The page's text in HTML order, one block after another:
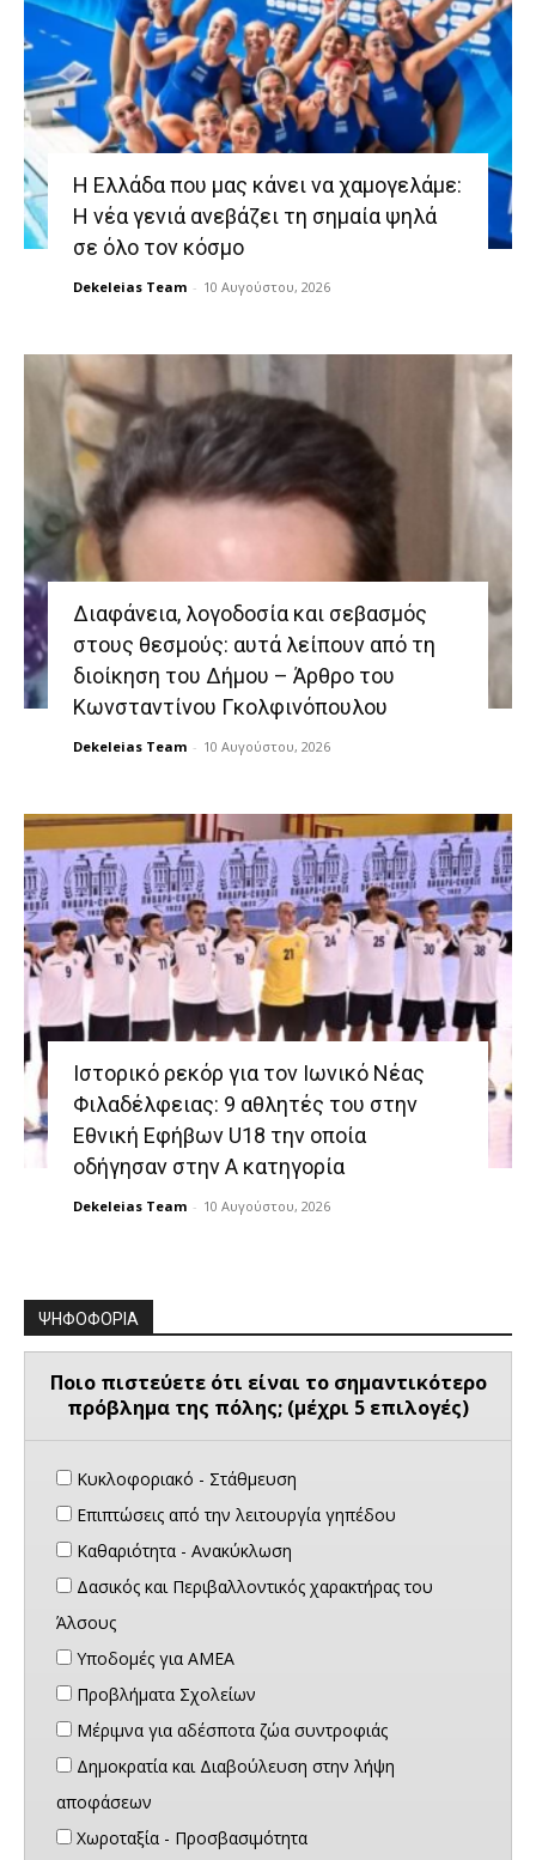
Η Ελλάδα που μας κάνει να χαμογελάμε:
Η νέα γενιά ανεβάζει τη σημαία ψηλά
σε όλο τον κόσμο
Dekeleias Team - 10 Αυγούστου, 2026
Διαφάνεια, λογοδοσία και σεβασμός
στους θεσμούς: αυτά λείπουν από τη
διοίκηση του Δήμου – Άρθρο του
Κωνσταντίνου Γκολφινόπουλου
Dekeleias Team - 10 Αυγούστου, 2026
Ιστορικό ρεκόρ για τον Ιωνικό Νέας
Φιλαδέλφειας: 9 αθλητές του στην
Εθνική Εφήβων U18 την οποία
οδήγησαν στην Α κατηγορία
Dekeleias Team - 10 Αυγούστου, 2026
ΨΗΦΟΦΟΡΙΑ
Ποιο πιστεύετε ότι είναι το σημαντικότερο
πρόβλημα της πόλης; (μέχρι 5 επιλογές)
Κυκλοφοριακό - Στάθμευση
Επιπτώσεις από την λειτουργία γηπέδου
Καθαριότητα - Ανακύκλωση
Δασικός και Περιβαλλοντικός χαρακτήρας του
Άλσους
Υποδομές για ΑΜΕΑ
Προβλήματα Σχολείων
Μέριμνα για αδέσποτα ζώα συντροφιάς
Δημοκρατία και Διαβούλευση στην λήψη
αποφάσεων
Χωροταξία - Προσβασιμότητα